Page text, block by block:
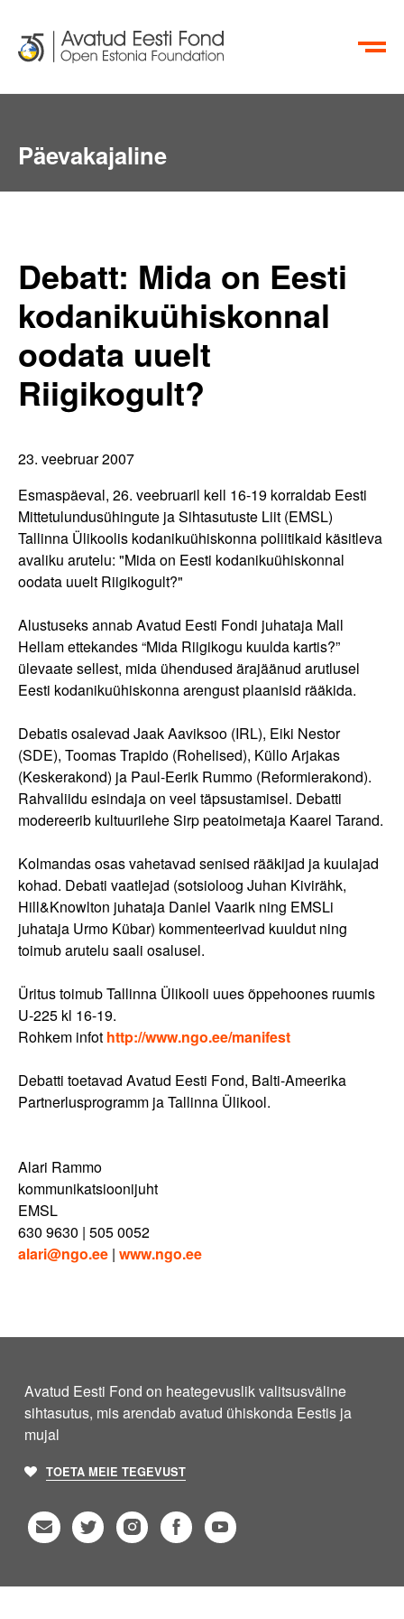
EN RU
Päevakajaline
Debatt: Mida on Eesti
kodanikuühiskonnal
oodata uuelt
Riigikogult?
23. veebruar 2007
Esmaspäeval, 26. veebruaril kell 16-19 korraldab Eesti
Mittetulundusühingute ja Sihtasutuste Liit (EMSL)
Tallinna Ülikoolis kodanikuühiskonna poliitikaid käsitleva
avaliku arutelu: "Mida on Eesti kodanikuühiskonnal
oodata uuelt Riigikogult?"
Alustuseks annab Avatud Eesti Fondi juhataja Mall
Hellam ettekandes “Mida Riigikogu kuulda kartis?”
ülevaate sellest, mida ühendused ärajäänud arutlusel
Eesti kodanikuühiskonna arengust plaanisid rääkida.
Debatis osalevad Jaak Aaviksoo (IRL), Eiki Nestor
(SDE), Toomas Trapido (Rohelised), Küllo Arjakas
(Keskerakond) ja Paul-Eerik Rummo (Reformierakond).
Rahvaliidu esindaja on veel täpsustamisel. Debatti
modereerib kultuurilehe Sirp peatoimetaja Kaarel Tarand.
Kolmandas osas vahetavad senised rääkijad ja kuulajad
kohad. Debati vaatlejad (sotsioloog Juhan Kivirähk,
Hill&Knowlton juhataja Daniel Vaarik ning EMSLi
juhataja Urmo Kübar) kommenteerivad kuuldut ning
toimub arutelu saali osalusel.
Üritus toimub Tallinna Ülikooli uues õppehoones ruumis
U-225 kl 16-19.
Rohkem infot http://www.ngo.ee/manifest
Debatti toetavad Avatud Eesti Fond, Balti-Ameerika
Partnerlusprogramm ja Tallinna Ülikool.
Alari Rammo
kommunikatsioonijuht
EMSL
630 9630 | 505 0052
alari@ngo.ee | www.ngo.ee
Avatud Eesti Fond on heategevuslik valitsusväline
sihtasutus, mis arendab avatud ühiskonda Eestis ja
mujal
TOETA MEIE TEGEVUST